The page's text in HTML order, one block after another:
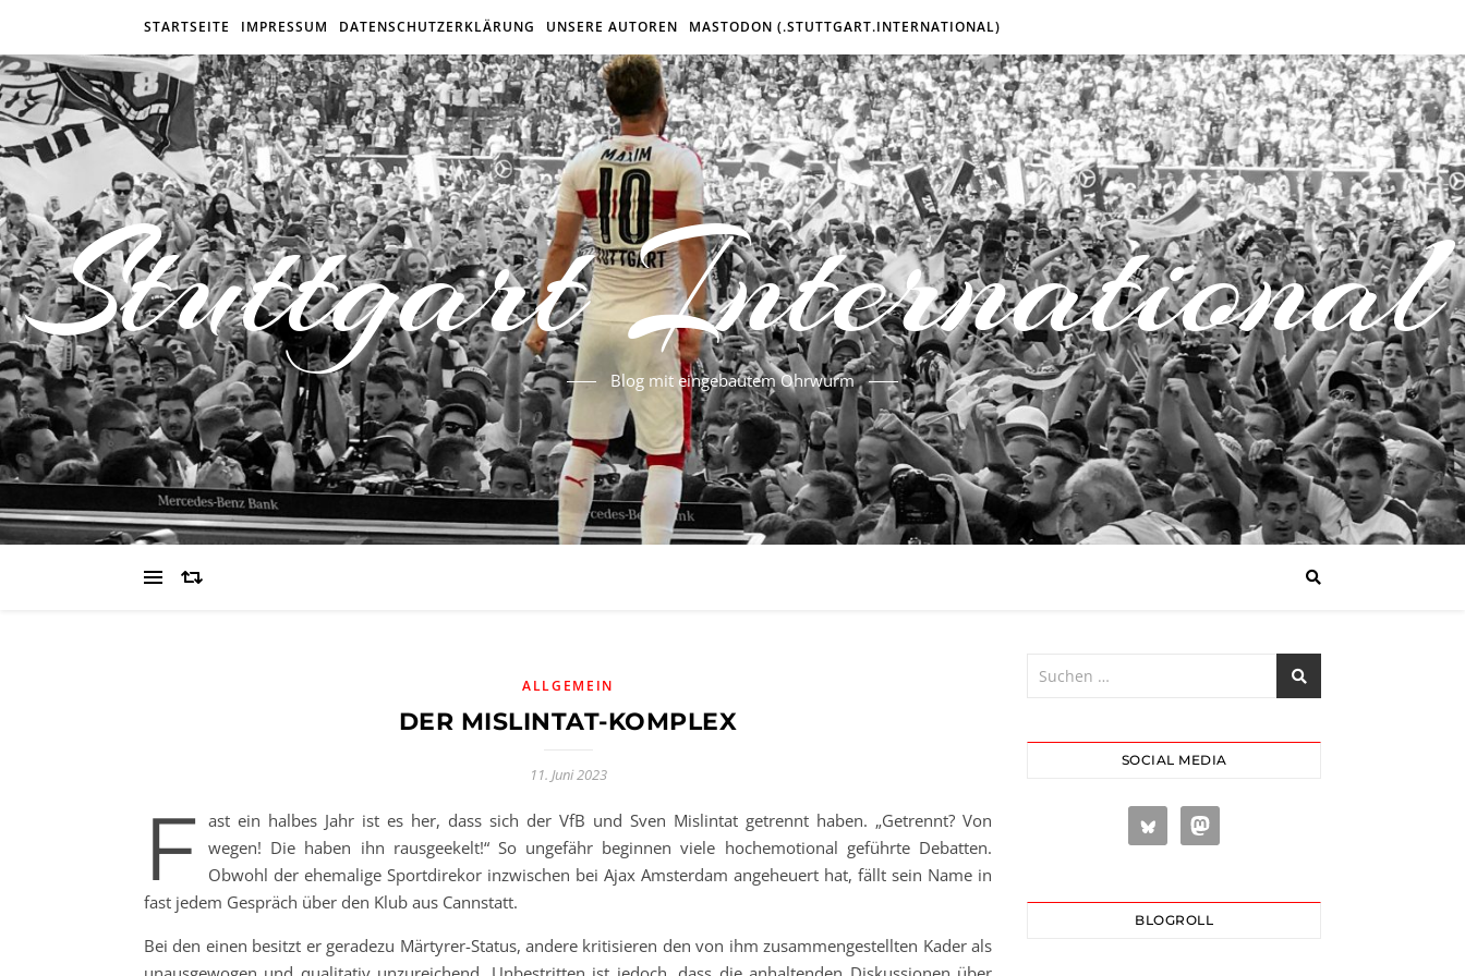
STARTSEITE IMPRESSUM DATENSCHUTZERKLÄRUNG UNSERE AUTOREN MASTODON (.STUTTGART.INTERNATIONAL)
Stuttgart International
Blog mit eingebautem Ohrwurm
ALLGEMEIN
DER MISLINTAT-KOMPLEX
11. Juni 2023
F ast ein halbes Jahr ist es her, dass sich der VfB und Sven Mislintat getrennt haben. „Getrennt? Von
wegen! Die haben ihn rausgeekelt!“ So ungefähr beginnen viele hochemotional geführte Debatten.
Obwohl der ehemalige Sportdirekor inzwischen bei Ajax Amsterdam angeheuert hat, fällt sein Name in
fast jedem Gespräch über den Klub aus Cannstatt.
Bei den einen besitzt er geradezu Märtyrer-Status, andere kritisieren den von ihm zusammengestellten Kader als
SOCIAL MEDIA
BLOGROLL